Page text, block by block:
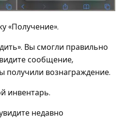
«Получение».
Вы смогли правильно
сообщение,
получили вознаграждение.
инвентарь.
недавно